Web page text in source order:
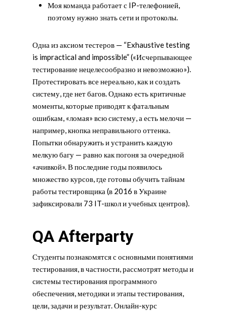
Моя команда работает с IP-телефонией,
поэтому нужно знать сети и протоколы.
Одна из аксиом тестеров — “Exhaustive testing
is impractical and impossible” («Исчерпывающее
тестирование нецелесообразно и невозможно»).
Протестировать все нереально, как и создать
систему, где нет багов. Однако есть критичные
моменты, которые приводят к фатальным
ошибкам, «ломая» всю систему, а есть мелочи —
например, кнопка неправильного оттенка.
Попытки обнаружить и устранить каждую
мелкую багу — равно как погоня за очередной
«ачивкой». В последние годы появилось
множество курсов, где готовы обучить тайнам
работы тестировщика (в 2016 в Украине
зафиксировали 73 IT-школ и учебных центров).
QA Afterparty
Студенты познакомятся с основными понятиями
тестирования, в частности, рассмотрят методы и
системы тестирования программного
обеспечения, методики и этапы тестирования,
цели, задачи и результат. Онлайн-курс